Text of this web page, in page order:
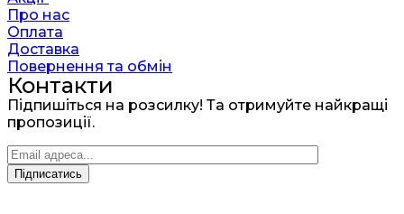
Про нас
Оплата
Доставка
Повернення та обмін
Контакти
Підпишіться на розсилку! Та отримуйте найкращі
пропозиції.